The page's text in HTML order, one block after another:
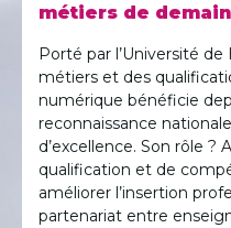
métiers de demain
Porté par l’Université
métiers et des
numérique bénéficie
reconnaissance
d’excellence. Son rôle
qualification et de
améliorer l’insertion
partenariat entre